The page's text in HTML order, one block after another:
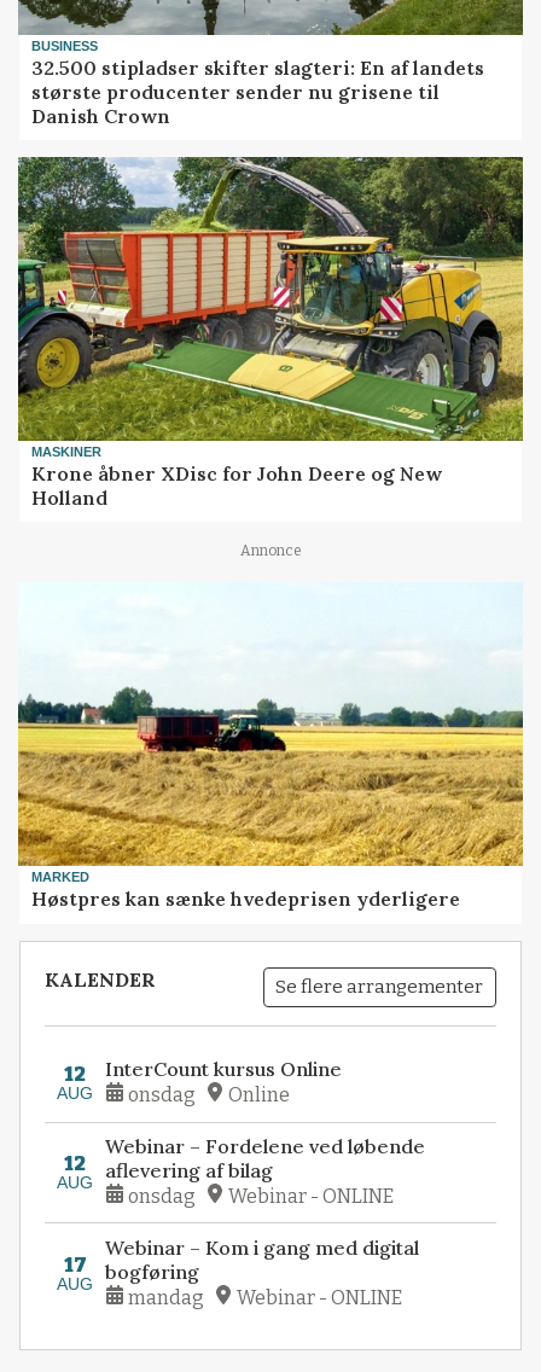
BUSINESS
32.500 stipladser skifter slagteri: En af landets
største producenter sender nu grisene til
Danish Crown
MASKINER
Krone åbner XDisc for John Deere og New
Holland
Annonce
MARKED
Høstpres kan sænke hvedeprisen yderligere
KALENDER Se flere arrangementer
12
AUG
InterCount kursus Online
onsdag Online
12
AUG
Webinar – Fordelene ved løbende
aflevering af bilag
onsdag Webinar - ONLINE
17
AUG
Webinar – Kom i gang med digital
bogføring
mandag Webinar - ONLINE